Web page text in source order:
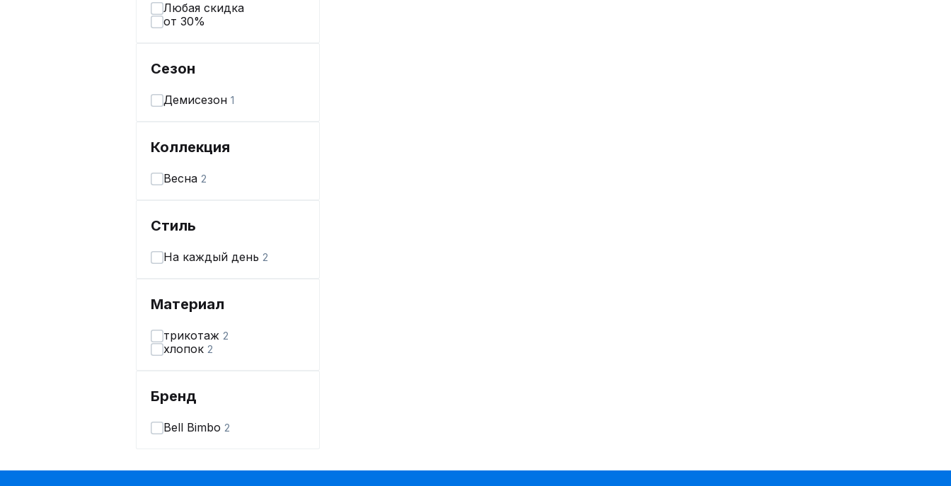
Любая скидка
от 30%
Сезон
Демисезон 1
Коллекция
Весна 2
Стиль
На каждый день 2
Материал
трикотаж 2
хлопок 2
Бренд
Bell Bimbo 2